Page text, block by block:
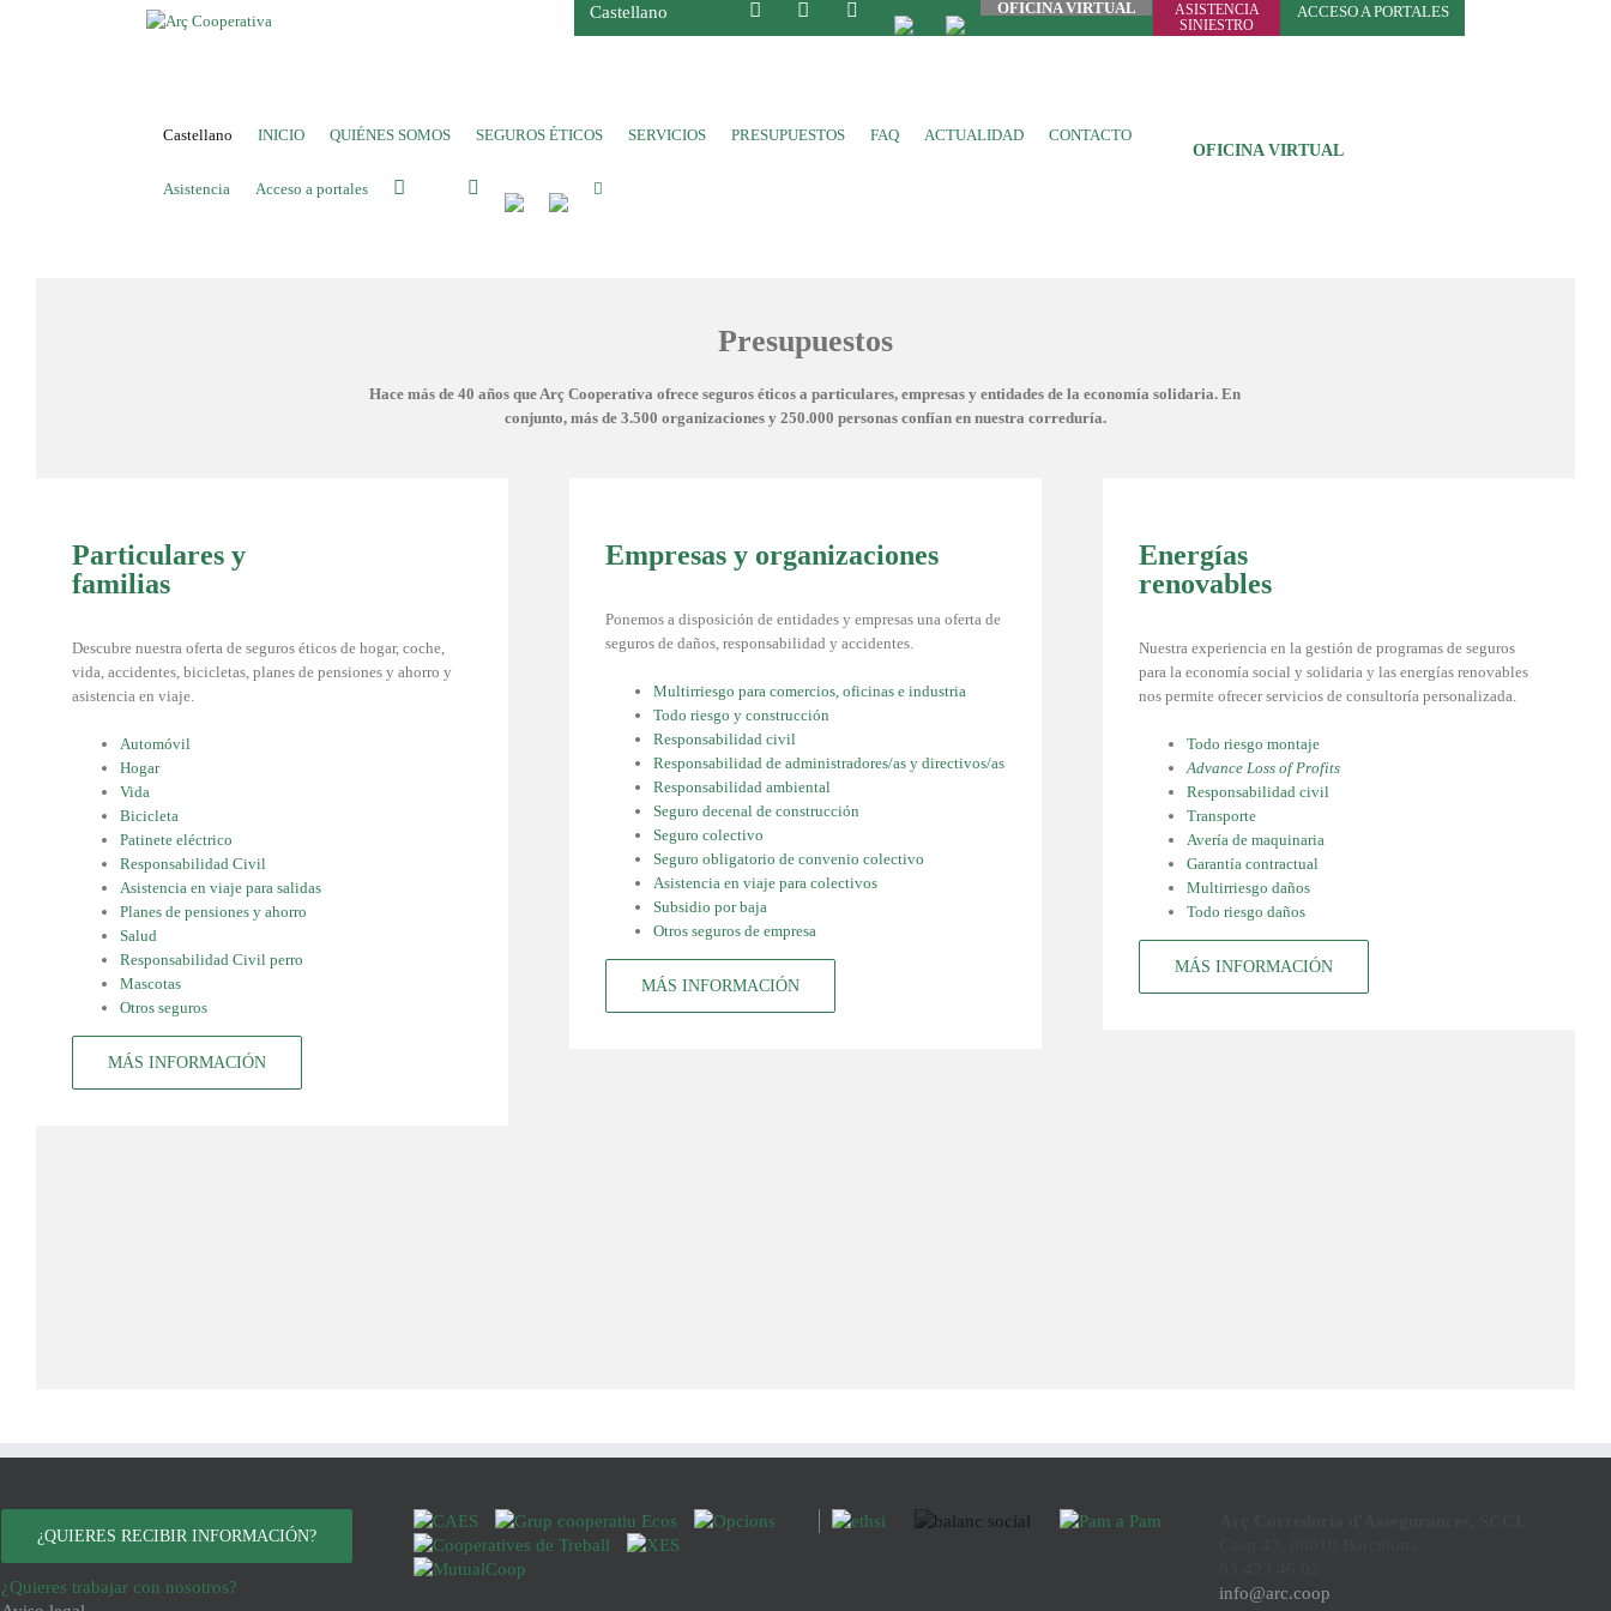
Castellano OFICINA VIRTUAL
ASISTENCIA
SINIESTRO
ACCESO A PORTALES
Castellano INICIO QUIÉNES SOMOS SEGUROS ÉTICOS SERVICIOS PRESUPUESTOS FAQ ACTUALIDAD
CONTACTO
OFICINA VIRTUAL
Asistencia Acceso a portales
Presupuestos
Hace más de 40 años que Arç Cooperativa ofrece seguros éticos a particulares, empresas y entidades de la economía solidaria. En
conjunto, más de 3.500 organizaciones y 250.000 personas confían en nuestra correduría.
Particulares y
familias
Descubre nuestra oferta de seguros éticos de hogar, coche,
vida, accidentes, bicicletas, planes de pensiones y ahorro y
asistencia en viaje.
Automóvil
Hogar
Vida
Bicicleta
Patinete eléctrico
Responsabilidad Civil
Asistencia en viaje para salidas
Planes de pensiones y ahorro
Salud
Responsabilidad Civil perro
Mascotas
Otros seguros
MÁS INFORMACIÓN
Empresas y organizaciones
Ponemos a disposición de entidades y empresas una oferta de
seguros de daños, responsabilidad y accidentes.
Multirriesgo para comercios, oficinas e industria
Todo riesgo y construcción
Responsabilidad civil
Responsabilidad de administradores/as y directivos/as
Responsabilidad ambiental
Seguro decenal de construcción
Seguro colectivo
Seguro obligatorio de convenio colectivo
Asistencia en viaje para colectivos
Subsidio por baja
Otros seguros de empresa
MÁS INFORMACIÓN
Energías
renovables
Nuestra experiencia en la gestión de programas de seguros
para la economía social y solidaria y las energías renovables
nos permite ofrecer servicios de consultoría personalizada.
Todo riesgo montaje
Advance Loss of Profits
Responsabilidad civil
Transporte
Avería de maquinaria
Garantía contractual
Multirriesgo daños
Todo riesgo daños
MÁS INFORMACIÓN
¿QUIERES RECIBIR INFORMACIÓN?
¿Quieres trabajar con nosotros?
info@arc.coop